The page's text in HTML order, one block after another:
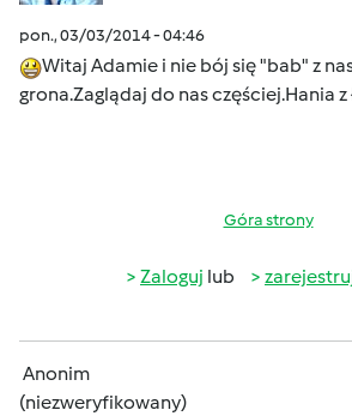
pon., 03/03/2014 - 04:46
Witaj Adamie i nie bój się "bab" z
grona.Zaglądaj do nas częściej.Hania z
Góra strony
Zaloguj lub
Anonim
(niezweryfikowany)